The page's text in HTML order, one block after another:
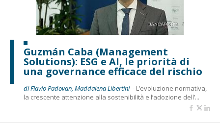
Guzmán Caba (Management
Solutions): ESG e AI, le priorità di
una governance efficace del rischio
di Flavio Padovan, Maddalena Libertini - L’evoluzione normativa,
la crescente attenzione alla sostenibilità e l’adozione dell’...